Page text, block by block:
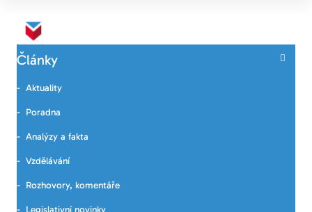
Články
Aktuality
Poradna
Analýzy a fakta
Vzdělávání
Rozhovory, komentáře
Legislativní novinky